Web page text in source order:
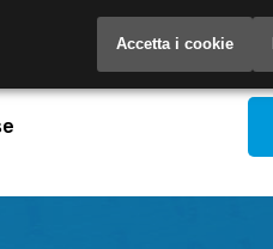
Accetta i cookie